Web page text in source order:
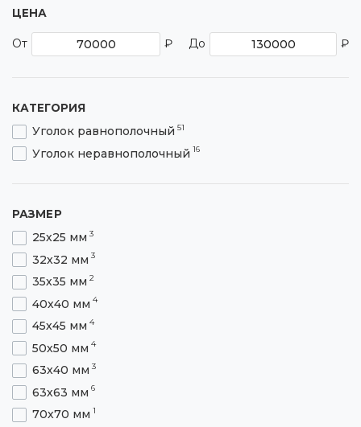
ЦЕНА
От ₽ До ₽
КАТЕГОРИЯ
Уголок равнополочный 51
Уголок неравнополочный 16
РАЗМЕР
25х25 мм 3
32х32 мм 3
35х35 мм 2
40х40 мм 4
45х45 мм 4
50х50 мм 4
63х40 мм 3
63х63 мм 6
70х70 мм 1